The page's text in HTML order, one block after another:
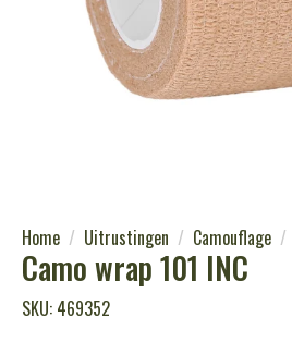
Home Uitrustingen Camouflage
Camo wrap 101 INC
SKU: 469352